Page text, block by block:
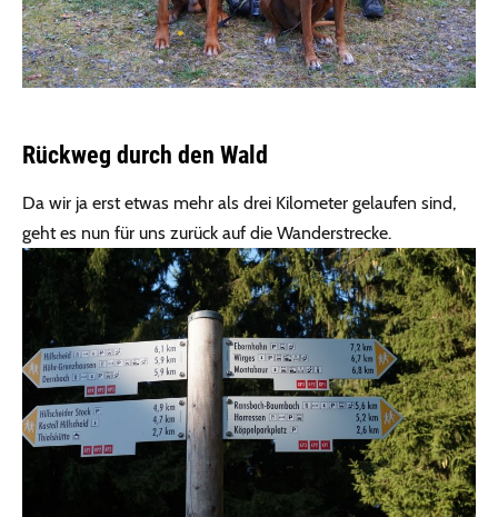
Rückweg durch den Wald
Da wir ja erst etwas mehr als drei Kilometer gelaufen sind,
geht es nun für uns zurück auf die Wanderstrecke.